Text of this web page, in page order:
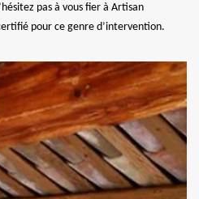
pas à vous fier à Artisan
pour ce genre d’intervention.